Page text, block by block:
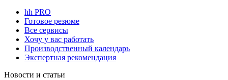
hh PRO
Готовое резюме
Все сервисы
Хочу у вас работать
Производственный календарь
Экспертная рекомендация
Новости и статьи